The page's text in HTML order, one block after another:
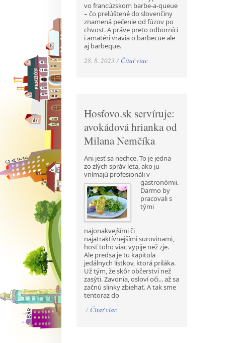
vo francúzskom barbe-a-queue
– čo prelúštené do slovenčiny
znamená pečenie od fúzov po
chvost. A práve preto odborníci
i amatéri vravia o barbecue ale
aj barbeque.
28. 8. 2023 / Čítať viac
Hosťovo.sk servíruje:
avokádová hrianka od
Milana Nemčíka
Ani jesť sa nechce. To je jedna
zo zlých správ leta, ako ju
vnímajú profesionáli v
gastronómii.
Darmo by
pracovali s
tými
najonakvejšími či
najatraktívnejšími surovinami,
hosť toho viac vypije než zje.
Ale predsa je tu kapitola
jedálnych lístkov, ktorá priláka.
Už tým, že skôr občerství než
zasýti. Zavonia, osloví oči... až sa
začnú slinky zbiehať. A tak sme
tentoraz do
/ Čítať viac